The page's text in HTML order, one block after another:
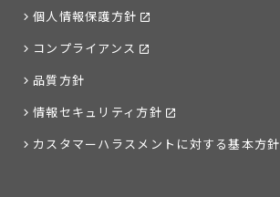
個人情報保護方針
コンプライアンス
品質方針
情報セキュリティ方針
カスタマーハラスメントに対する基本方針